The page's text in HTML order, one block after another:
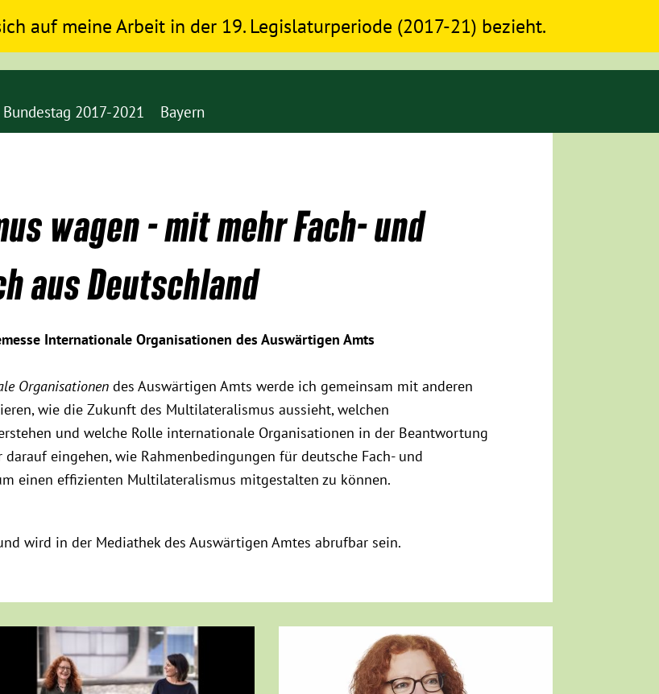
auf meine Arbeit in der 19. Legislaturperiode (2017-21) bezieht.
Bundestag 2017-2021 Bayern
wagen - mit mehr Fach- und
aus Deutschland
Internationale Organisationen des Auswärtigen Amts
Organisationen des Auswärtigen Amts werde ich gemeinsam mit anderen
wie die Zukunft des Multilateralismus aussieht, welchen
und welche Rolle internationale Organisationen in der Beantwortung
eingehen, wie Rahmenbedingungen für deutsche Fach- und
einen effizienten Multilateralismus mitgestalten zu können.
wird in der Mediathek des Auswärtigen Amtes abrufbar sein.